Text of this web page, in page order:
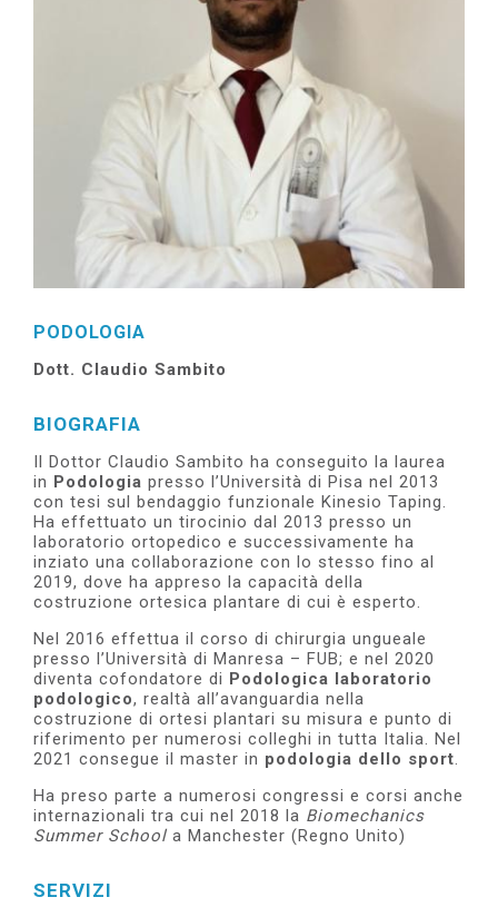
PODOLOGIA
Dott. Claudio Sambito
BIOGRAFIA
Il Dottor Claudio Sambito ha conseguito la laurea
in Podologia presso l’Università di Pisa nel 2013
con tesi sul bendaggio funzionale Kinesio Taping.
Ha effettuato un tirocinio dal 2013 presso un
laboratorio ortopedico e successivamente ha
inziato una collaborazione con lo stesso fino al
2019, dove ha appreso la capacità della
costruzione ortesica plantare di cui è esperto.
Nel 2016 effettua il corso di chirurgia ungueale
presso l’Università di Manresa – FUB; e nel 2020
diventa cofondatore di Podologica laboratorio
podologico, realtà all’avanguardia nella
costruzione di ortesi plantari su misura e punto di
riferimento per numerosi colleghi in tutta Italia. Nel
2021 consegue il master in podologia dello sport.
Ha preso parte a numerosi congressi e corsi anche
internazionali tra cui nel 2018 la Biomechanics
Summer School a Manchester (Regno Unito)
SERVIZI